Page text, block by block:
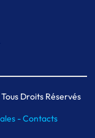
Droits Réservés
-Contacts